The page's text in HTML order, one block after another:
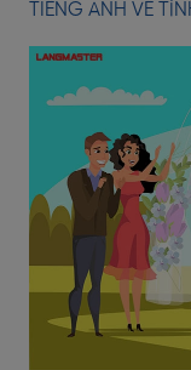
TIẾNG ANH VỀ